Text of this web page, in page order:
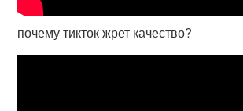
почему тикток жрет качество?